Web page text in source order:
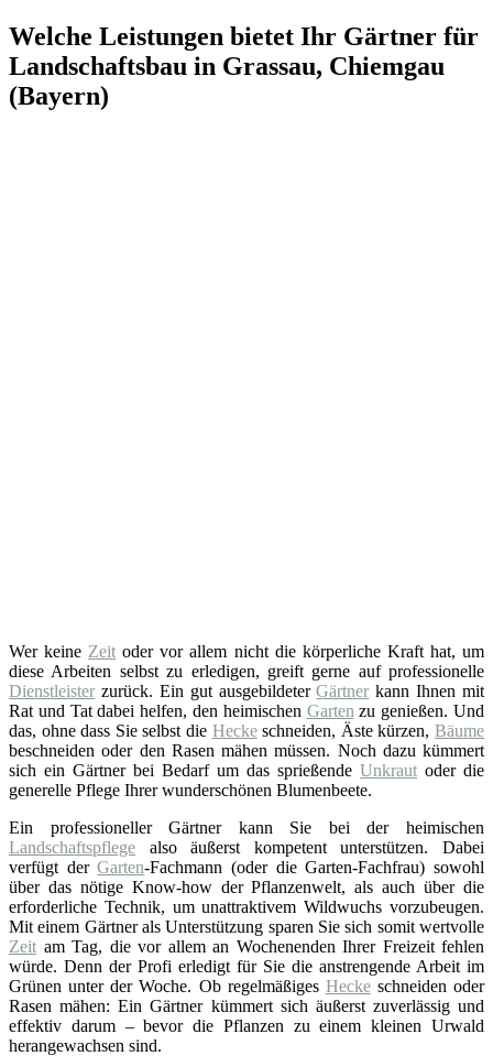
Welche Leistungen bietet Ihr Gärtner für
Landschaftsbau in Grassau, Chiemgau
(Bayern)
Wer keine Zeit oder vor allem nicht die körperliche Kraft hat, um
diese Arbeiten selbst zu erledigen, greift gerne auf professionelle
Dienstleister zurück. Ein gut ausgebildeterGärtner kann Ihnen mit
Rat und Tat dabei helfen, den heimischen Garten zu genießen. Und
das, ohne dass Sie selbst die Heckeschneiden, Äste kürzen,Bäume
beschneiden oder den Rasen mähen müssen. Noch dazu kümmert
sich ein Gärtner bei Bedarf um das sprießende Unkraut oder die
generelle Pflege Ihrer wunderschönen Blumenbeete.
Ein professioneller Gärtner kann Sie bei der heimischen
Landschaftspflege also äußerst kompetent unterstützen. Dabei
verfügt derGarten-Fachmann (oder die Garten-Fachfrau) sowohl
über das nötige Know-how der Pflanzenwelt, als auch über die
erforderliche Technik, um unattraktivem Wildwuchs vorzubeugen.
Mit einem Gärtner als Unterstützung sparen Sie sich somit wertvolle
Zeit am Tag, die vor allem an Wochenenden Ihrer Freizeit fehlen
würde. Denn der Profi erledigt für Sie die anstrengende Arbeit im
Grünen unter der Woche. Ob regelmäßiges Heckeschneiden oder
Rasen mähen: Ein Gärtner kümmert sich äußerst zuverlässig und
effektiv darum – bevor die Pflanzen zu einem kleinen Urwald
herangewachsen sind.